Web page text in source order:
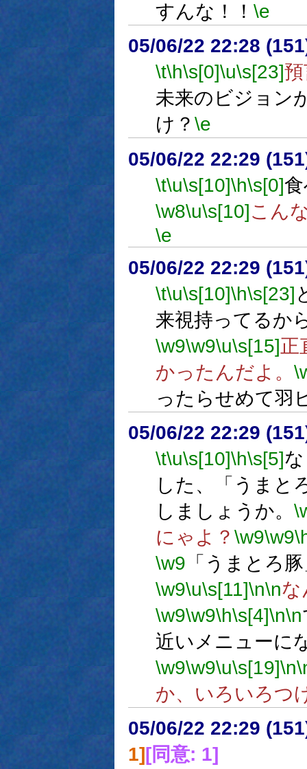
すんな！！ \e
05/06/22 22:28
\t\h\s[0]\u\s[23]
未来のビジョン
け？ \e
05/06/22 22:29
\t\u\s[10]\h\s[0]
\w8\u\s[10]こん
\e
05/06/22 22:29
\t\u\s[10]\h\s[23]
来視持ってるか
\w9\w9\u\s[15]正
かったんだよ。
ったらせめて羽
05/06/22 22:29
\t\u\s[10]\h\s[5]
した、「うまと
しましょうか。
にゃよ？ \w9\w9
\w9 「うまとろ
\w9\u\s[11]\n\nな
\w9\w9\h\s[4]\n\n
近いメニューに
\w9\w9\u\s[19]\n
か、いろいろつ
05/06/22 22:29
1][同意: 1]